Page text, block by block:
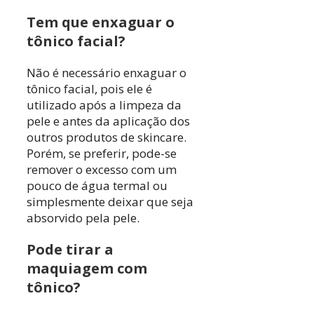
Tem que enxaguar o
tônico facial?
Não é necessário enxaguar o
tônico facial, pois ele é
utilizado após a limpeza da
pele e antes da aplicação dos
outros produtos de skincare.
Porém, se preferir, pode-se
remover o excesso com um
pouco de água termal ou
simplesmente deixar que seja
absorvido pela pele.
Pode tirar a
maquiagem com
tônico?